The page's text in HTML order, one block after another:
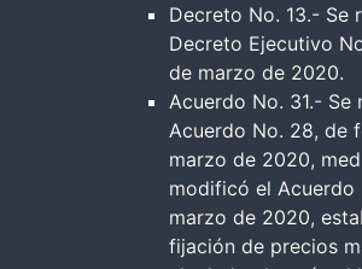
Decreto No. 13.- Se
Decreto Ejecutivo
de marzo de 2020.
Acuerdo No. 31.- Se
Acuerdo No. 28, de
marzo de 2020,
modificó el Acuerdo
marzo de 2020,
fijación de precios